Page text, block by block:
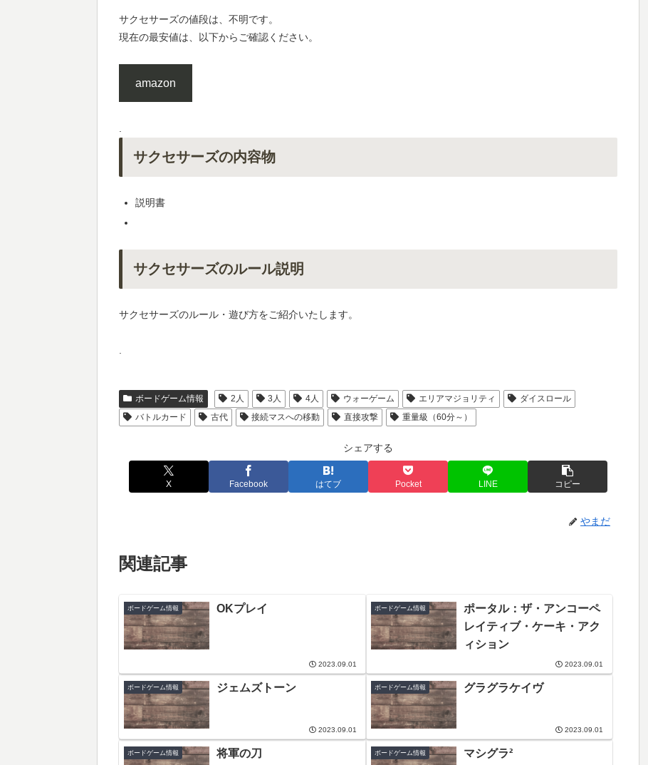
サクセサーズの値段は、不明です。
現在の最安値は、以下からご確認ください。
amazon
.
サクセサーズの内容物
説明書
サクセサーズのルール説明
サクセサーズのルール・遊び方をご紹介いたします。
.
ボードゲーム情報 2人 3人 4人 ウォーゲーム エリアマジョリティ
ダイスロール
バトルカード
古代 接続マスへの移動 直接攻撃 重量級（60分～）
シェアする
X Facebook はてブ Pocket LINE コピー
やまだ
関連記事
ボードゲーム情報 OKプレイ
2023.09.01
ボードゲーム情報
ポータル：ザ・アンコーペ
レイティブ・ケーキ・アク
ィション
2023.09.01
ボードゲーム情報 ジェムズトーン
2023.09.01
ボードゲーム情報 グラグラケイヴ
2023.09.01
ボードゲーム情報 将軍の刀 ボードゲーム情報 マシグラ²